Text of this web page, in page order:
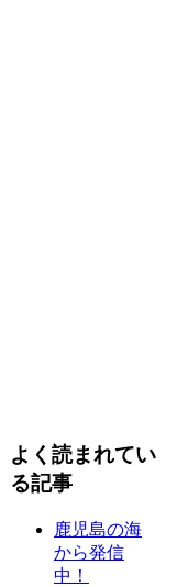
よく読まれてい
る記事
鹿児島の海
から発信
中！